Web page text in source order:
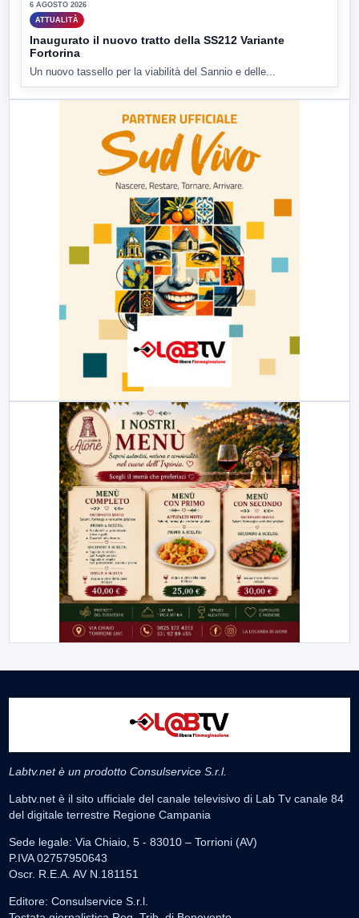
6 AGOSTO 2026
ATTUALITÀ
Inaugurato il nuovo tratto della SS212 Variante
Fortorina
Un nuovo tassello per la viabilità del Sannio e delle...
Labtv.net è un prodotto Consulservice S.r.l.
Labtv.net è il sito ufficiale del canale televisivo di Lab Tv canale 84
del digitale terrestre Regione Campania
Sede legale: Via Chiaio, 5 - 83010 – Torrioni (AV)
P.IVA 02757950643
Oscr. R.E.A. AV N.181151
Editore: Consulservice S.r.l.